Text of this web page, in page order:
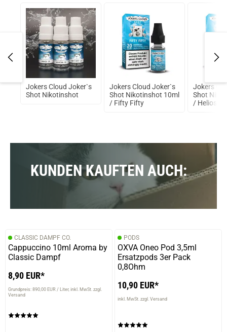
Jokers Cloud Joker`s
Shot Nikotinshot
Jokers Cloud Joker`s
Shot Nikotinshot 10ml
/ Fifty Fifty
Jokers
Shot
/ Helios
KUNDEN KAUFTEN AUCH:
CLASSIC DAMPF CO.
Cappuccino 10ml Aroma by
Classic Dampf
8,90 EUR*
Grundpreis: 890,00 EUR / Liter inkl. MwSt. zzgl.
Versand
PODS
OXVA Oneo Pod 3,5ml
Ersatzpods 3er Pack
0,8Ohm
10,90 EUR*
inkl. MwSt. zzgl. Versand